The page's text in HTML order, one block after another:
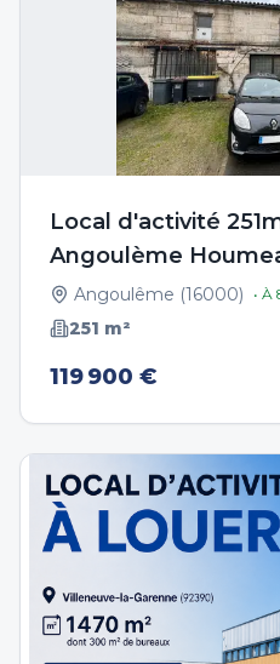
Local d'activité
Angoulème
Angoulême (16000) • À
251 m²
119 900 €